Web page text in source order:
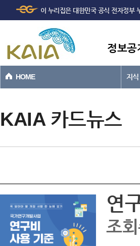
본문바로가기
이 누리집은 대한민국 공식 전자정부
정보공
HOME 지식
KAIA 카드뉴스
연
조